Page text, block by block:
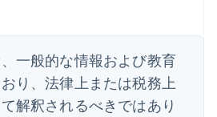
一般的な情報および教育
り、法律上または税務上
解釈されるべきではあり